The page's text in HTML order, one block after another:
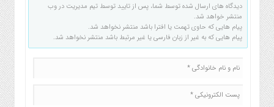
دیدگاه های ارسال شده توسط شما، پس از تایید توسط تیم مدیریت در وب
منتشر خواهد شد.
پیام هایی که حاوی تهمت یا افترا باشد منتشر نخواهد شد.
پیام هایی که به غیر از زبان فارسی یا غیر مرتبط باشد منتشر نخواهد شد.